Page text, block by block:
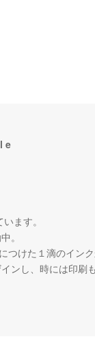
ます。
。
つけた１滴のイン
ンし、時には印刷